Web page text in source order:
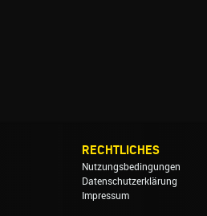
RECHTLICHES
Nutzungsbedingungen
Datenschutzerklärung
Impressum